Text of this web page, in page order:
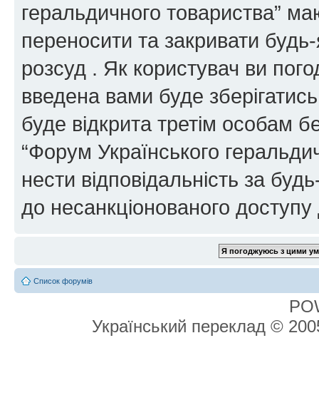
геральдичного товариства”
переносити та закривати
розсуд . Як користувач ви
введена вами буде
буде відкрита третім особам
“Форум Українського
нести відповідальність за
до несанкціонованого доступу
Список форумів
Український переклад ©